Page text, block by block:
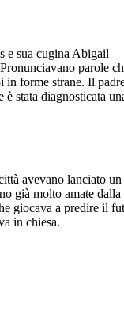
e sua cugina Abigail
parole
in forme strane. Il
stata diagnosticata
avevano lanciato un
già molto amate dalla
giocava a predire il
in chiesa.